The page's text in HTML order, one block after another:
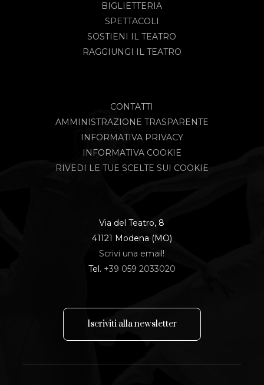
BIGLIETTERIA
SPETTACOLI
SOSTIENI IL TEATRO
RAGGIUNGI IL TEATRO
CONTATTI
AMMINISTRAZIONE TRASPARENTE
INFORMATIVA PRIVACY
INFORMATIVA COOKIE
RIVEDI LE TUE SCELTE SUI COOKIE
Via del Teatro, 8
41121 Modena (MO)
Scrivi una email!
Tel. +39 059 2033020
Iscriviti allanewsletter